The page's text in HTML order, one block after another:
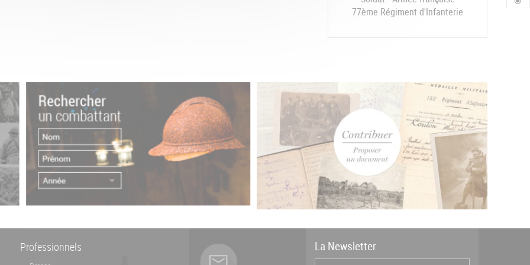
77ème Régiment d'Infanterie
Professionnels La Newsletter